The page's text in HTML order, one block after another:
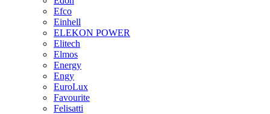
Efco
Einhell
ELEKON POWER
Elitech
Elmos
Energy
Engy
EuroLux
Favourite
Felisatti